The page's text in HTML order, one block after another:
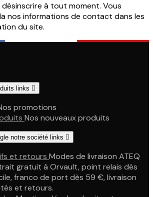
à tout moment. Vous
nos informations de contact dans les
du site.
links 
promotions
Nos nouveaux produits
notre société links 
et retours Modes de livraison ATEQ
gratuit à Orvault, point relais dès
franco de port dès 59 €, livraison
et retours.